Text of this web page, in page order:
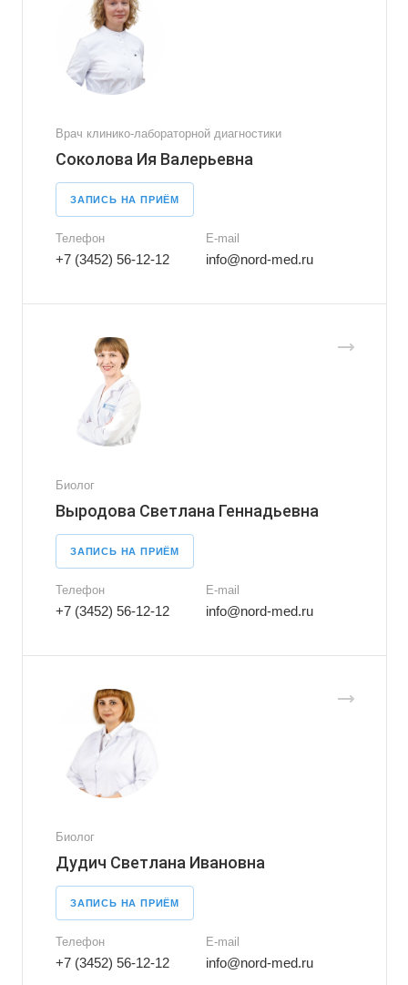
Врач клинико-лабораторной диагностики
Соколова Ия Валерьевна
ЗАПИСЬ НА ПРИЁМ
Телефон
+7 (3452) 56-12-12
E-mail
info@nord-med.ru
Биолог
Выродова Светлана Геннадьевна
ЗАПИСЬ НА ПРИЁМ
Телефон
+7 (3452) 56-12-12
E-mail
info@nord-med.ru
Биолог
Дудич Светлана Ивановна
ЗАПИСЬ НА ПРИЁМ
Телефон
+7 (3452) 56-12-12
E-mail
info@nord-med.ru